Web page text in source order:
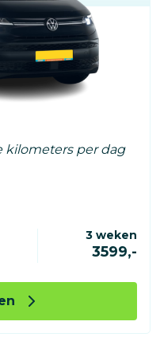
kilometers per dag
3 weken
3599,-